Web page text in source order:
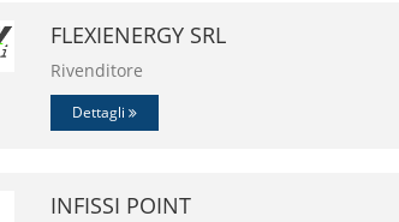
FLEXIENERGY SRL
Rivenditore
Dettagli
INFISSI POINT